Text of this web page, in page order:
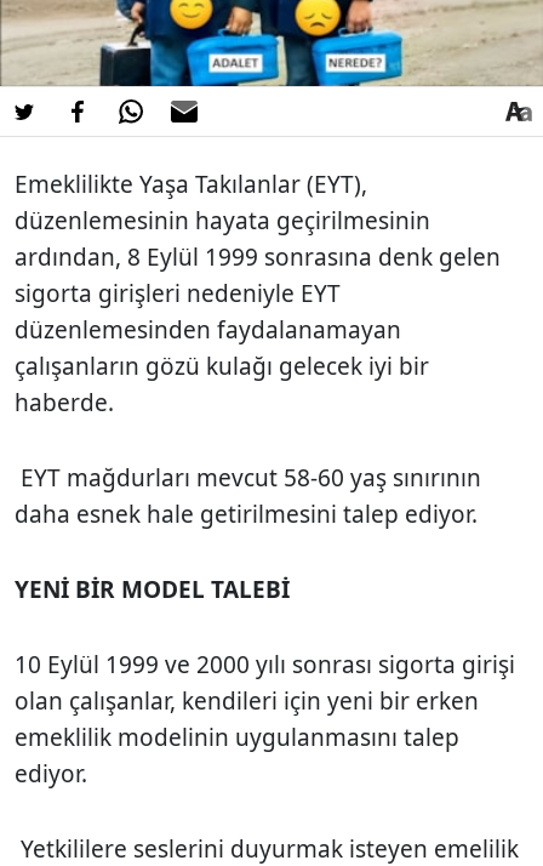
Emeklilikte Yaşa Takılanlar (EYT),
düzenlemesinin hayata geçirilmesinin
ardından, 8 Eylül 1999 sonrasına denk gelen
sigorta girişleri nedeniyle EYT
düzenlemesinden faydalanamayan
çalışanların gözü kulağı gelecek iyi bir
haberde.
EYT mağdurları mevcut 58-60 yaş sınırının
daha esnek hale getirilmesini talep ediyor.
YENİ BİR MODEL TALEBİ
10 Eylül 1999 ve 2000 yılı sonrası sigorta girişi
olan çalışanlar, kendileri için yeni bir erken
emeklilik modelinin uygulanmasını talep
ediyor.
Yetkililere seslerini duyurmak isteyen emelilik